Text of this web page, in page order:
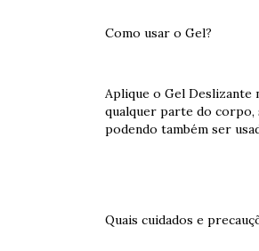
Como usar o Gel?
Aplique o Gel Deslizante
qualquer parte do corpo,
podendo também ser
Quais cuidados e